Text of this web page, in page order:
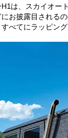
は、スカイオー
お披露目される
べてにラッピン